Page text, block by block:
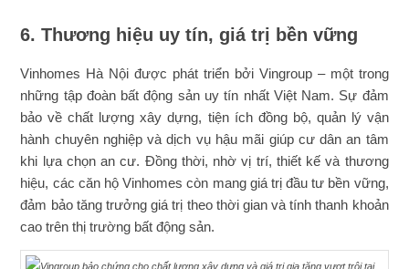
6. Thương hiệu uy tín, giá trị bền vững
Vinhomes Hà Nội được phát triển bởi Vingroup – một trong
những tập đoàn bất động sản uy tín nhất Việt Nam. Sự đảm
bảo về chất lượng xây dựng, tiện ích đồng bộ, quản lý vận
hành chuyên nghiệp và dịch vụ hậu mãi giúp cư dân an tâm
khi lựa chọn an cư. Đồng thời, nhờ vị trí, thiết kế và thương
hiệu, các căn hộ Vinhomes còn mang giá trị đầu tư bền vững,
đảm bảo tăng trưởng giá trị theo thời gian và tính thanh khoản
cao trên thị trường bất động sản.